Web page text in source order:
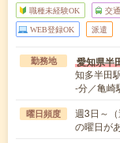
職種未経験OK 交
WEB登録OK 派遣
勤務地 愛知県半
知多半田
-分／亀崎
曜日頻度
週3日～
の曜日が